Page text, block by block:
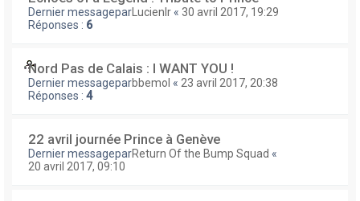
Dernier messagepar Lucienlr « 30 avril 2017, 19:29
Réponses : 6
Nord Pas de Calais : I WANT YOU !
Dernier messageparbbemol « 23 avril 2017, 20:38
Réponses : 4
22 avril journée Prince à Genève
Dernier messageparReturn Of the Bump Squad «
20 avril 2017, 09:10